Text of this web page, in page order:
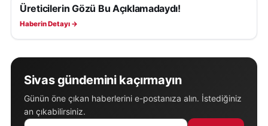
EKONOMI
Üreticilerin Gözü Bu Açıklamadaydı!
Haberin Detayı →
Sivas gündemini kaçırmayın
Günün öne çıkan haberlerini e-postanıza alın. İstediğiniz
an çıkabilirsiniz.